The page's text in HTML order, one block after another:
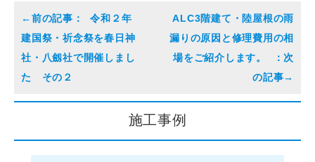
令和２年
建国祭・祈念祭を春日神
社・八劔社で開催しまし
た その２
ALC3階建て・陸屋根の雨
漏りの原因と修理費用の相
場をご紹介します。
施工事例